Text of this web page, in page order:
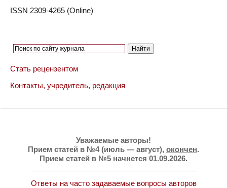
ISSN 2309-4265 (Online)
Стать рецензентом
Контакты, учредитель, редакция
Уважаемые авторы!
Прием статей в №4 (июль — август), окончен.
Прием статей в №5 начнется 01.09.2026.
Ответы на часто задаваемые вопросы авторов